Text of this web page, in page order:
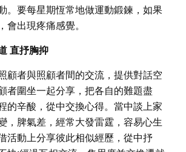
。要每星期恆常地做運動鍛鍊，如果
會出現疼痛感覺。
直抒胸抑
顧者與照顧者間的交流，提供對話空
者圍坐一起分享，把各自的難題盡
的辛酸，從中交換心得。當中談上家
，脾氣差，經常大發雷霆，容易心生
活動上分享彼此相似經歷，從中抒